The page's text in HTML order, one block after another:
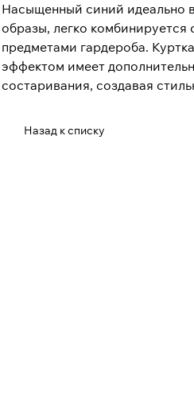
Насыщенный синий идеально
образы, легко комбинируется
предметами гардероба.
эффектом имеет
состаривания, создавая
Назад к списку